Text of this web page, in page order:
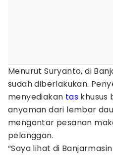
Menurut Suryanto, di
sudah diberlakukan.
menyediakan tas khusus
anyaman dari lembar
mengantar pesanan
pelanggan.
“Saya lihat di